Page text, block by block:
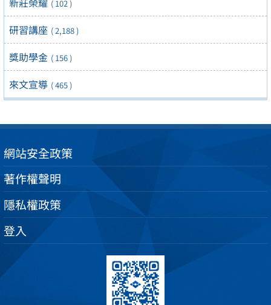
( 102 )
研習講座 ( 2,188 )
獎助學金 ( 156 )
來文宣導 ( 465 )
網站安全政策
著作權聲明
隱私權政策
登入